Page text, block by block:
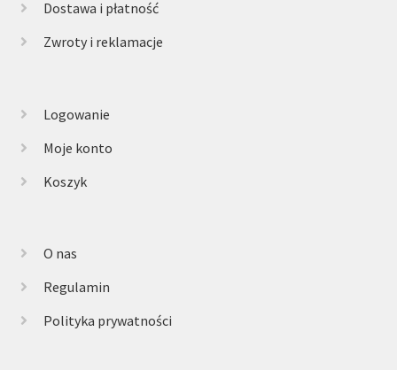
Dostawa i płatność
Zwroty i reklamacje
Logowanie
Moje konto
Koszyk
O nas
Regulamin
Polityka prywatności